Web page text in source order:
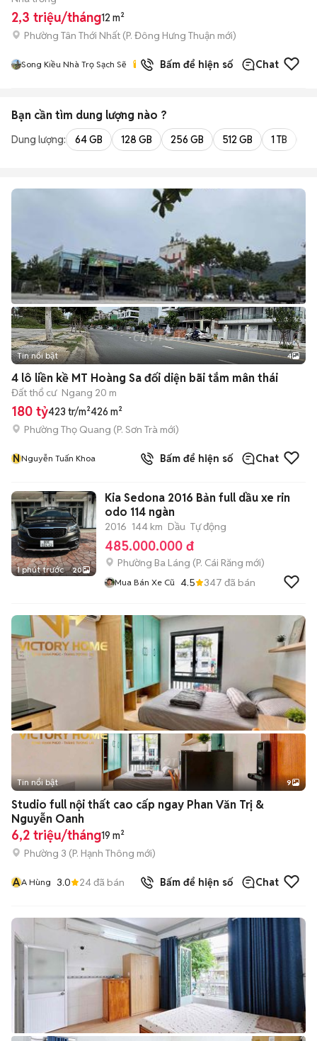
2,3 triệu/tháng12 m²
Phường Tân Thới Nhất (P. Đông Hưng Thuận mới)
Song Kiều Nhà Trọ Sạch Sẽ Bấm để hiện số Chat
Bạn cần tìm dung lượng nào ?
Dung lượng: 64 GB 128 GB 256 GB 512 GB 1 TB
Tin nổi bật 4
4 lô liền kề MT Hoàng Sa đối diện bãi tắm mân thái
Đất thổ cư Ngang 20 m
180 tỷ423 tr/m²426 m²
Phường Thọ Quang (P. Sơn Trà mới)
NNguyễn Tuấn Khoa Bấm để hiện số Chat
1 phút trước 20
Kia Sedona 2016 Bản full dầu xe rin
odo 114 ngàn
2016 144 km Dầu Tự động
485.000.000 đ
Phường Ba Láng (P. Cái Răng mới)
Mua Bán Xe Cũ 4.5 347 đã bán
+2
Tin nổi bật 9
Studio full nội thất cao cấp ngay Phan Văn Trị &
Nguyễn Oanh
6,2 triệu/tháng19 m²
Phường 3 (P. Hạnh Thông mới)
AA Hùng 3.0 24đã bán Bấm để hiện số Chat